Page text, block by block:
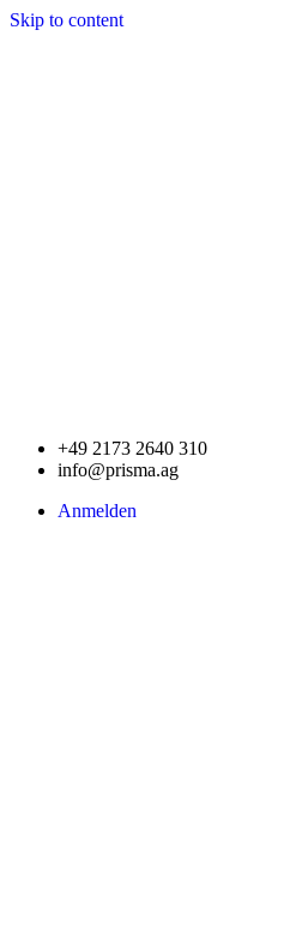
Skip to content
+49 2173 2640 310
info@prisma.ag
Anmelden